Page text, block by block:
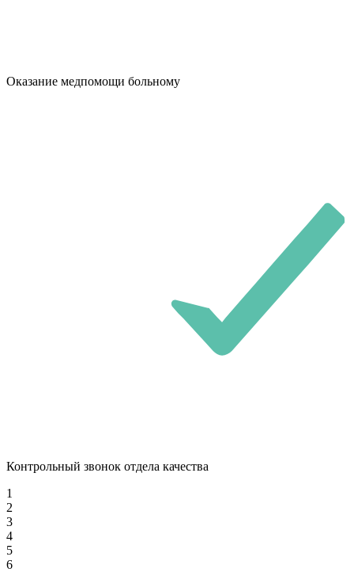
Оказание медпомощи больному
Контрольный звонок отдела качества
1
2
3
4
5
6